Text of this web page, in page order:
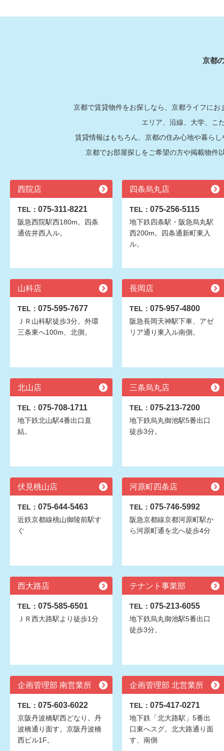
京都
京都で賃貸物件をお探しなら、京都ライフに
エリア、沿線、大学、こ
賃貸情報はもちろん、京都の住み心地や暮ら
京都でお部屋探しをご希望の方や掲載物件
西院店
TEL： 075-311-8221
阪急西院駅西180m。四条
通佐井西入ル。
四条烏丸店
TEL： 075-256-5115
地下鉄四条駅・阪急烏丸駅
西200m。四条通新町東入
ル。
山科店
TEL： 075-595-7677
ＪＲ山科駅徒歩3分。外環
三条東へ100m、北側。
長岡店
TEL： 075-957-4800
阪急長岡天神駅下車、アゼ
リア通り東入ル南側。
北山店
TEL： 075-708-1711
地下鉄北山駅4番出口直
結。
三条烏丸店
TEL： 075-213-7200
地下鉄烏丸御池駅5番出口
徒歩3分。
伏見桃山店
TEL： 075-644-5463
近鉄京都線桃山御陵前駅す
ぐ
河原町四条店
TEL： 075-746-5992
阪急京都線京都河原町駅か
ら河原町通を北へ徒歩4分
西大路店
TEL： 075-585-6501
ＪＲ西大路駅より徒歩1分
テナント事業部
TEL： 075-213-6055
地下鉄烏丸御池駅5番出口
徒歩3分。
企画管理部 南営業所
TEL： 075-603-6022
京阪丹波橋駅西どなり。丹
波橋通り面す。京阪丹波橋
西ビル1F。
企画管理部 北営業所
TEL： 075-417-0271
地下鉄「北大路駅」5番出
口東へスグ。北大路通り面
す、南側